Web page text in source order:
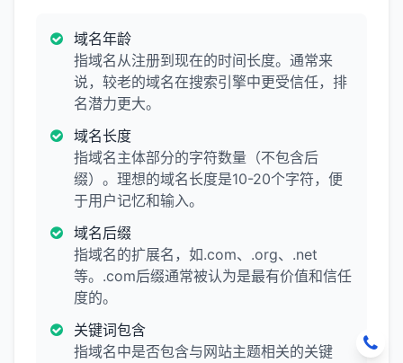
域名年龄
指域名从注册到现在的时间长度。通常来
说，较老的域名在搜索引擎中更受信任，排
名潜力更大。
域名长度
指域名主体部分的字符数量（不包含后
缀）。理想的域名长度是10-20个字符，便
于用户记忆和输入。
域名后缀
指域名的扩展名，如.com、.org、.net
等。.com后缀通常被认为是最有价值和信任
度的。
关键词包含
指域名中是否包含与网站主题相关的关键